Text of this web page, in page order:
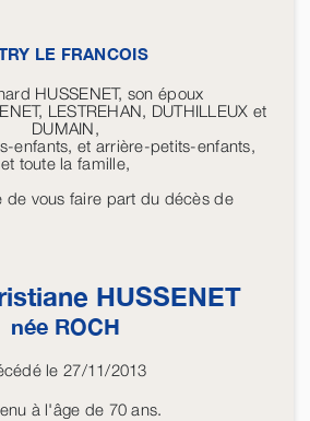
LE FRANCOIS
HUSSENET, son époux
LESTREHAN, DUTHILLEUX et
DUMAIN,
enfants, et arrière-petits-enfants,
et toute la famille,
de vous faire part du décès de
HUSSENET
née ROCH
le 27/11/2013
à l'âge de 70 ans.